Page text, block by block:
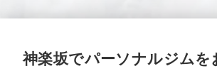
神楽坂でパーソナルジムを